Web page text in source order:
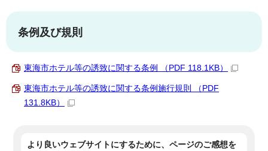
条例及び規則
東海市ホテル等の誘致に関する条例 （PDF 118.1KB）
東海市ホテル等の誘致に関する条例施行規則 （PDF
131.8KB）
より良いウェブサイトにするために、ページのご感想を